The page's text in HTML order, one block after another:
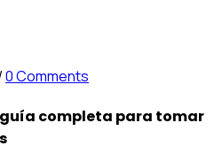
0 Comments
completa para tomar